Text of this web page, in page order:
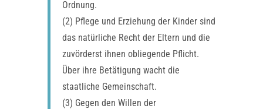
Ordnung.
(2) Pflege und Erziehung der Kinder sind
das natürliche Recht der Eltern und die
zuvörderst ihnen obliegende Pflicht.
Über ihre Betätigung wacht die
staatliche Gemeinschaft.
(3) Gegen den Willen der